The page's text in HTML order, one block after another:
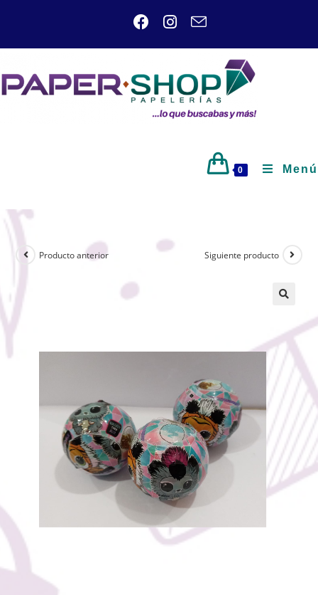
0 Menú
Producto anterior Siguiente producto